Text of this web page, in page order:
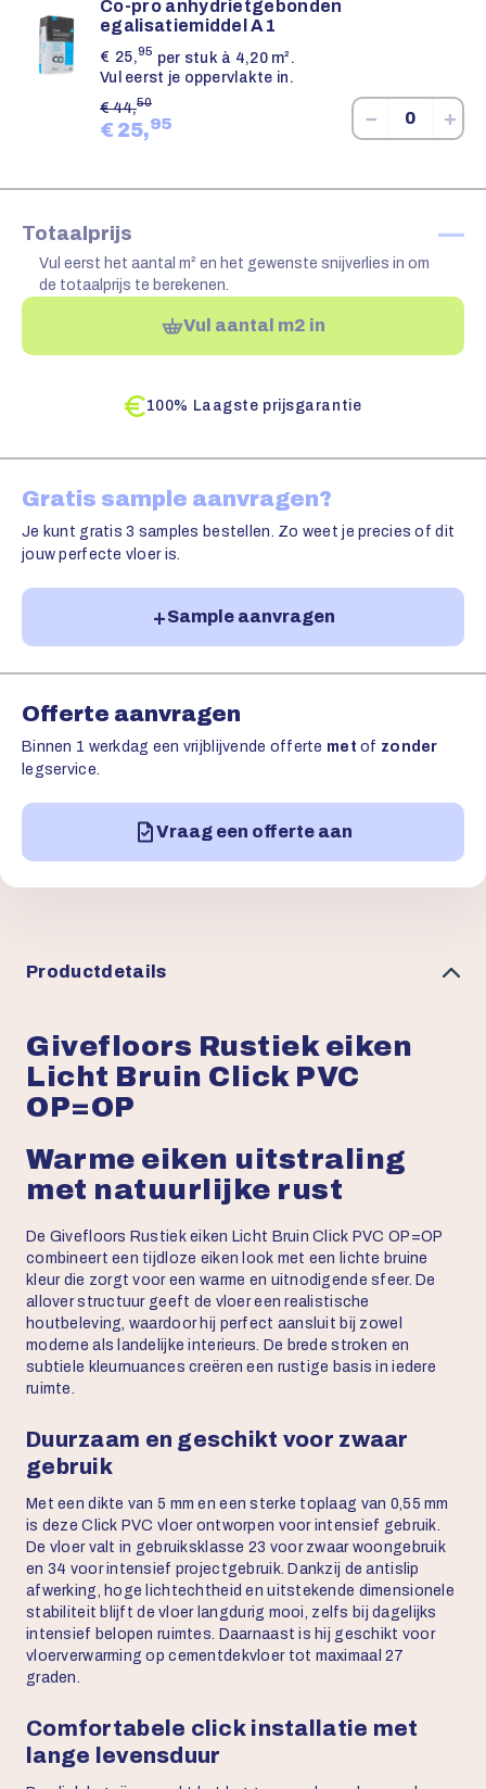
Co-pro anhydrietgebonden
egalisatiemiddel A1
€ 25,95 per stuk à 4,20 m².
Vul eerst je oppervlakte in.
€44,50
€ 25,95 − +
Totaalprijs —
Vul eerst het aantal m² en het gewenste snijverlies in om
de totaalprijs te berekenen.
Vul aantal m2 in
100% Laagste prijsgarantie
Gratis sample aanvragen?
Je kunt gratis 3 samples bestellen. Zo weet je precies of dit
jouw perfecte vloer is.
Sample aanvragen
Offerte aanvragen
Binnen 1 werkdag een vrijblijvende offerte met of zonder
legservice.
Vraag een offerte aan
Productdetails
Givefloors Rustiek eiken
Licht Bruin Click PVC
OP=OP
Warme eiken uitstraling
met natuurlijke rust
De Givefloors Rustiek eiken Licht Bruin Click PVC OP=OP
combineert een tijdloze eiken look met een lichte bruine
kleur die zorgt voor een warme en uitnodigende sfeer. De
allover structuur geeft de vloer een realistische
houtbeleving, waardoor hij perfect aansluit bij zowel
moderne als landelijke interieurs. De brede stroken en
subtiele kleurnuances creëren een rustige basis in iedere
ruimte.
Duurzaam en geschikt voor zwaar
gebruik
Met een dikte van 5 mm en een sterke toplaag van 0,55 mm
is deze Click PVC vloer ontworpen voor intensief gebruik.
De vloer valt in gebruiksklasse 23 voor zwaar woongebruik
en 34 voor intensief projectgebruik. Dankzij de antislip
afwerking, hoge lichtechtheid en uitstekende dimensionele
stabiliteit blijft de vloer langdurig mooi, zelfs bij dagelijks
intensief belopen ruimtes. Daarnaast is hij geschikt voor
vloerverwarming op cementdekvloer tot maximaal 27
graden.
Comfortabele click installatie met
lange levensduur